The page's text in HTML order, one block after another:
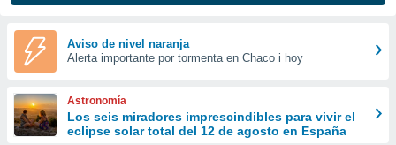
las
y
forma
digital
basada
Aviso de nivel naranja
Alerta importante por tormenta en Chaco i hoy
Astronomía
Los seis miradores imprescindibles para vivir el
eclipse solar total del 12 de agosto en España